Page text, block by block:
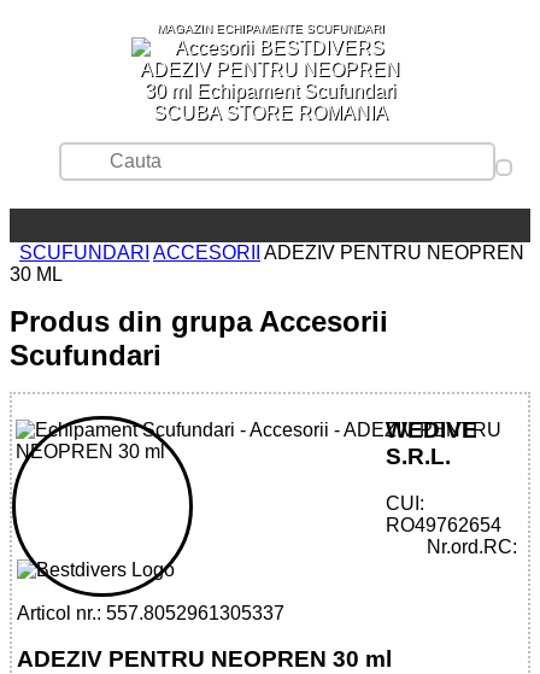
MAGAZIN ECHIPAMENTE SCUFUNDARI
SCUBA STORE ROMANIA
SCUFUNDARI ACCESORII
ADEZIV PENTRU NEOPREN
30 ML
Produs din grupa Accesorii
Scufundari
80529613053 - NEOPRENE GLUE
Articol nr.: 557.8052961305337
ADEZIV PENTRU NEOPREN 30 ml
WEDIVE
S.R.L.
CUI:
RO49762654
Nr.ord.RC: